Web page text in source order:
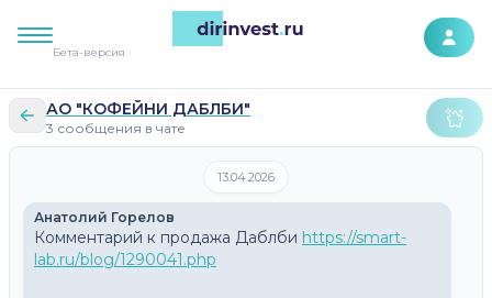
Бета-версия
АО "КОФЕЙНИ ДАБЛБИ"
3 сообщения в чате
13.04.2026
Анатолий Горелов
Комментарий к продажа Даблби https://smart-
lab.ru/blog/1290041.php